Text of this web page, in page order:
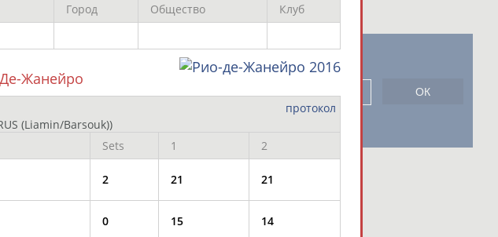
Адресов в новостной рассылке: 996
Город Общество
Клуб
Жанейро
протокол
(Liamin/Barsouk))
Sets
1 2
2 21 21
0 15 14